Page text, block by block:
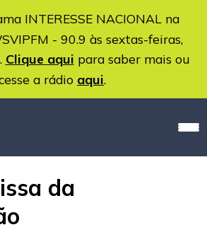
INTERESSE NACIONAL na
- 90.9 às sextas-feiras,
Clique aqui para saber mais ou
a rádio aqui.
da